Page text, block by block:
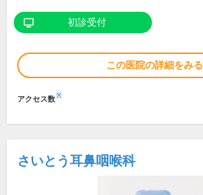
初診受付
この医院の詳細をみる
アクセス数※
さいとう耳鼻咽喉科